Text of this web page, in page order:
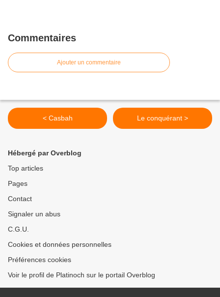
Commentaires
Ajouter un commentaire
< Casbah Le conquérant >
Hébergé par Overblog
Top articles
Pages
Contact
Signaler un abus
C.G.U.
Cookies et données personnelles
Préférences cookies
Voir le profil de Platinoch sur le portail Overblog